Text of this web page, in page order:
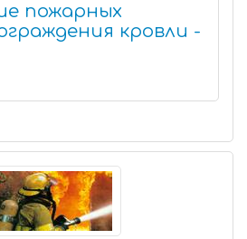
пожарных
кровли -